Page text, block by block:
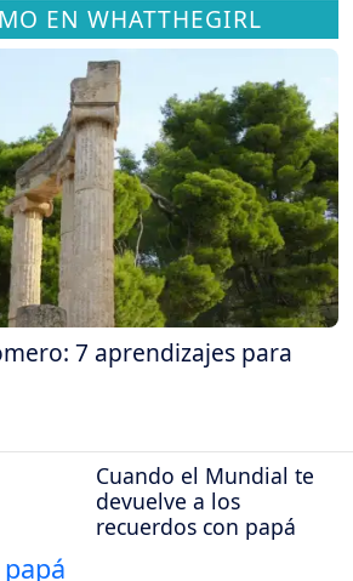
EN WHATTHEGIRL
7 aprendizajes para
Cuando el Mundial te
devuelve a los
recuerdos con papá